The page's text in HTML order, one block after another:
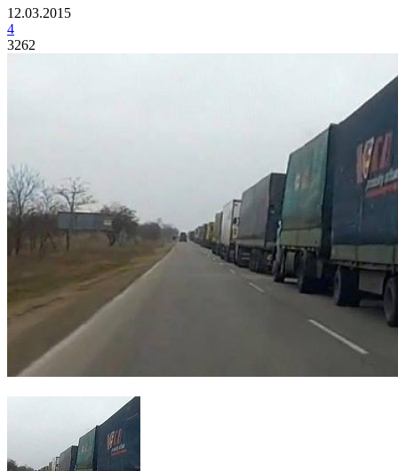
12.03.2015
4
3262